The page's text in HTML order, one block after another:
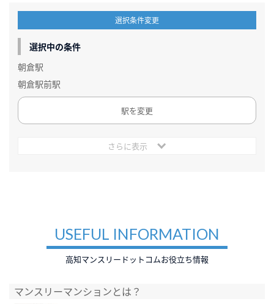
選択条件変更
選択中の条件
朝倉駅
朝倉駅前駅
駅を変更
さらに表示
USEFUL INFORMATION
高知マンスリードットコムお役立ち情報
マンスリーマンションとは？